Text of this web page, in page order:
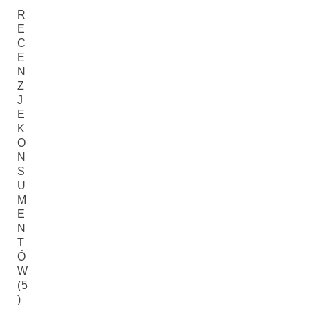
R
E
C
E
N
Z
J
E
K
O
N
S
U
M
E
N
T
Ó
W
(5
)